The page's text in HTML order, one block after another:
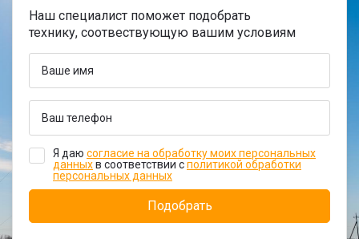
Наш специалист поможет подобрать
технику, соотвествующую вашим условиям
Я даю согласие на обработку моих персональных
данныхв соответствии сполитикой обработки
персональных данных